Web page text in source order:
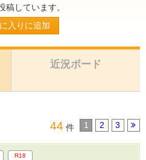
稿しています。
入りに追加
近況ボード
44 件 1 2 3
R18